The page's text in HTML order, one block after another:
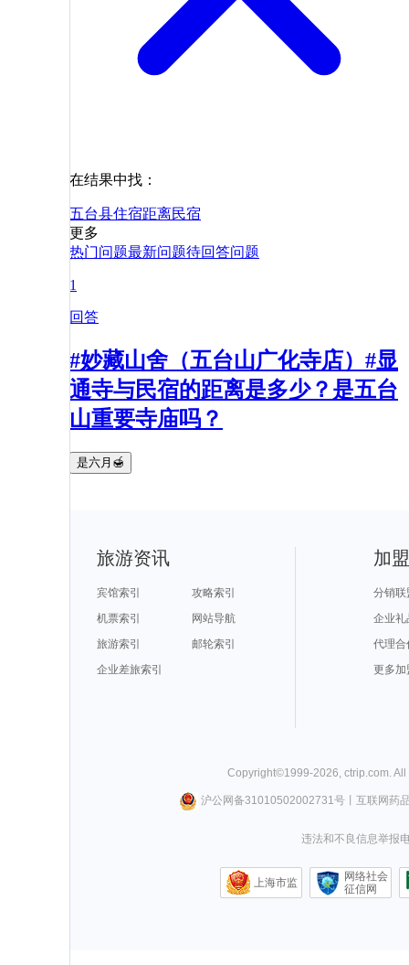
在结果中找：
五台县住宿距离民宿
更多
热门问题最新问题待回答问题
1
回答
#妙藏山舍（五台山广化寺店）#显
通寺与民宿的距离是多少？是五台
山重要寺庙吗？
是六月🍯
旅游资讯
宾馆索引
攻略索引
机票索引
网站导航
旅游索引
邮轮索引
企业差旅索引
加
分销联
企业礼
代理合
更多加
Copyright©1999-2026 ctrip.com .
沪公网备31010502002731号丨 互联网药
违法和不良信息举报
上海市监
网络社会
征信网